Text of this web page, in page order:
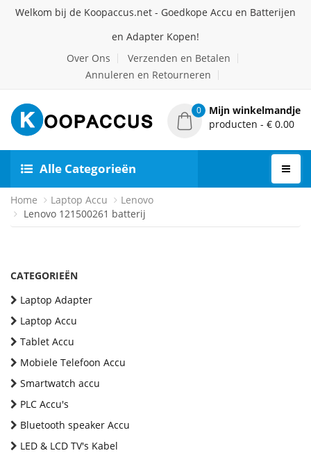
Welkom bij de Koopaccus.net - Goedkope Accu en Batterijen
en Adapter Kopen!
Over Ons
Verzenden en Betalen
Annuleren en Retourneren
0
Mijn winkelmandje
producten - € 0.00
Alle Categorieën
Home Laptop Accu
Lenovo
Lenovo 121500261 batterij
CATEGORIEËN
Laptop Adapter
Laptop Accu
Tablet Accu
Mobiele Telefoon Accu
Smartwatch accu
PLC Accu's
Bluetooth speaker Accu
LED & LCD TV's Kabel